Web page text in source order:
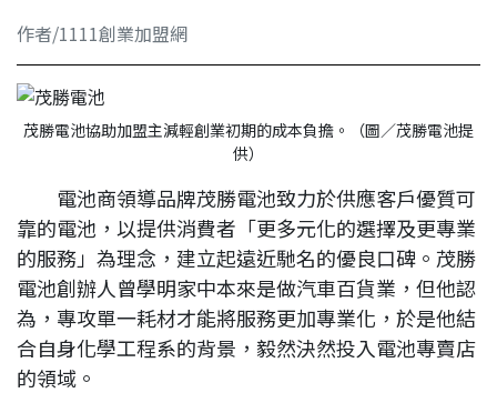
作者/1111創業加盟網
電池商領導品牌茂勝電池致力於供應客戶優質可
靠的電池，以提供消費者「更多元化的選擇及更專業
的服務」為理念，建立起遠近馳名的優良口碑。茂勝
電池創辦人曾學明家中本來是做汽車百貨業，但他認
為，專攻單一耗材才能將服務更加專業化，於是他結
合自身化學工程系的背景，毅然決然投入電池專賣店
的領域。